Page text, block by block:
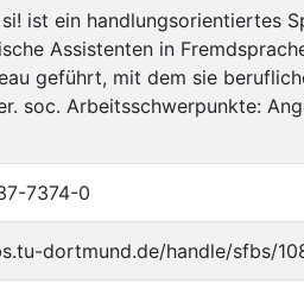
ist ein handlungsorientiertes
Assistenten in
geführt, mit dem sie
soc. Arbeitsschwerpunkte:
7374-0
dortmund.de/handle/sfbs/